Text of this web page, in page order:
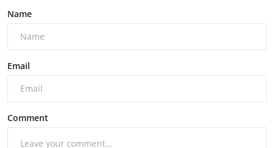
Name
Email
Comment